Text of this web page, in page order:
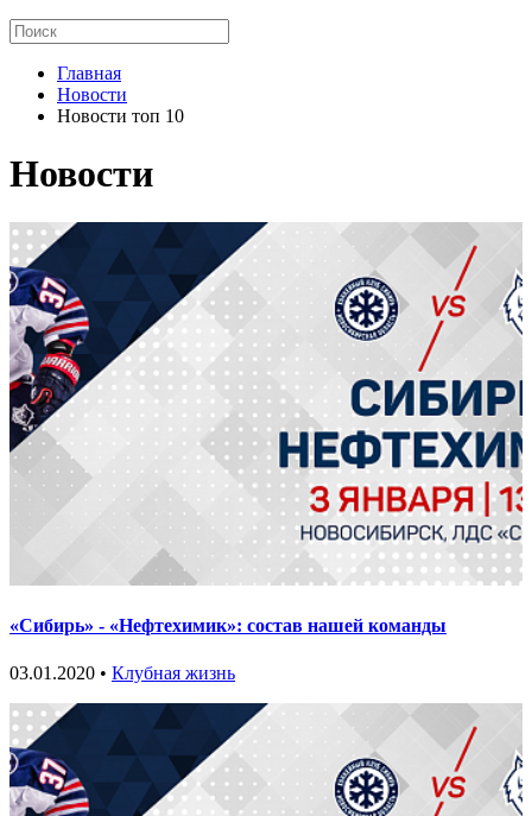
Главная
Новости
Новости топ 10
Новости
«Сибирь» - «Нефтехимик»: состав нашей команды
03.01.2020 • Клубная жизнь